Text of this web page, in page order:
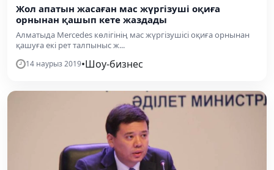
Жол апатын жасаған мас жүргізуші оқиға
орнынан қашып кете жаздады
Алматыда Mercedes көлігінің мас жүргізушісі оқиға орнынан
қашуға екі рет талпыныс ж...
14 наурыз 2019•Шоу-бизнес